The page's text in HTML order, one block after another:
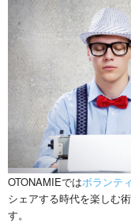
OTONAMIEではボランテ
シェアする時代を楽しむ
す。